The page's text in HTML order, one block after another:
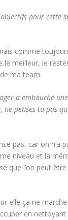
pour cette
comme
le meilleur, le
ma team.
a embauché
ne penses-tu pas
pas, car on n’a
niveau et la
que l’on peut être
elle ça ne
en